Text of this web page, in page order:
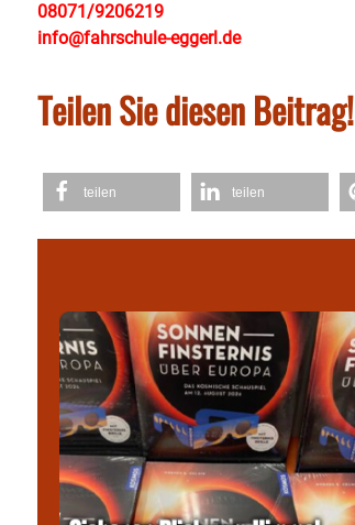
08071/9206219
info@fahrschule-eggerl.de
Teilen Sie diesen Beitrag!
teilen teilen